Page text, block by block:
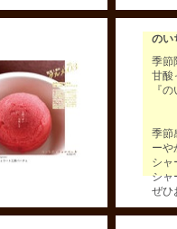
のい
季節
甘酸
『
季節
ーや
シャ
シャ
ぜひ